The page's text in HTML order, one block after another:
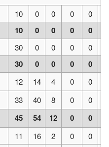
10 0 0 0 0
10 0 0 0 0
30 0 0 0 0
30 0 0 0 0
12 14 4 0 0
33 40 8 0 0
45 54 12 0 0
11 16 2 0 0